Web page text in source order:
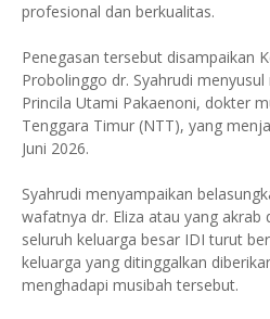
profesional dan berkualitas.
Penegasan tersebut disampaikan
Probolinggo dr. Syahrudi menyusul
Princila Utami Pakaenoni, dokter
Tenggara Timur (NTT), yang
Juni 2026.
Syahrudi menyampaikan
wafatnya dr. Eliza atau yang akrab
seluruh keluarga besar IDI turut
keluarga yang ditinggalkan
menghadapi musibah tersebut.